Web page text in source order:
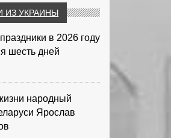
ИЗ УКРАИНЫ
в 2026 году
шесть дней
народный
Ярослав